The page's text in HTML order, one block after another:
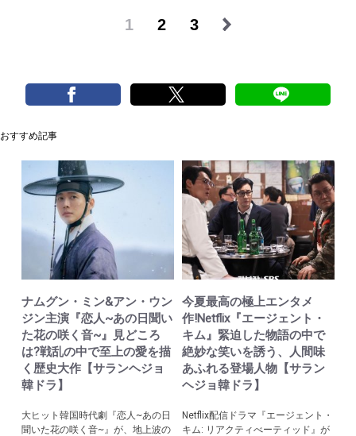
1 2 3
おすすめ記事
ナムグン・ミン&アン・ウン
ジン主演『恋人~あの日聞い
た花の咲く音~』見どころ
は?戦乱の中で至上の愛を描
く歴史大作【サランヘジョ
韓ドラ】
大ヒット韓国時代劇『恋人~あの日
聞いた花の咲く音~』が、地上波の
今夏最高の極上エンタメ
作!Netflix『エージェント・
キム』緊迫した物語の中で
絶妙な笑いを誘う、人間味
あふれる登場人物【サラン
ヘジョ韓ドラ】
Netflix配信ドラマ『エージェント・
キム: リアクティべーティッド』が